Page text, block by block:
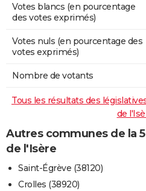
Votes blancs (en pourcentage
des votes exprimés)
Votes nuls (en pourcentage des
votes exprimés)
Nombre de votants
Tous les résultats des
de
Autres communes de la
de l'Isère
Saint-Égrève (38120)
Crolles (38920)